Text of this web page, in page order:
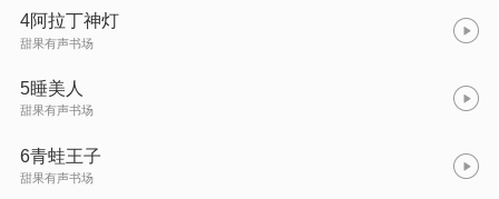
4阿拉丁神灯
甜果有声书场
5睡美人
甜果有声书场
6青蛙王子
甜果有声书场